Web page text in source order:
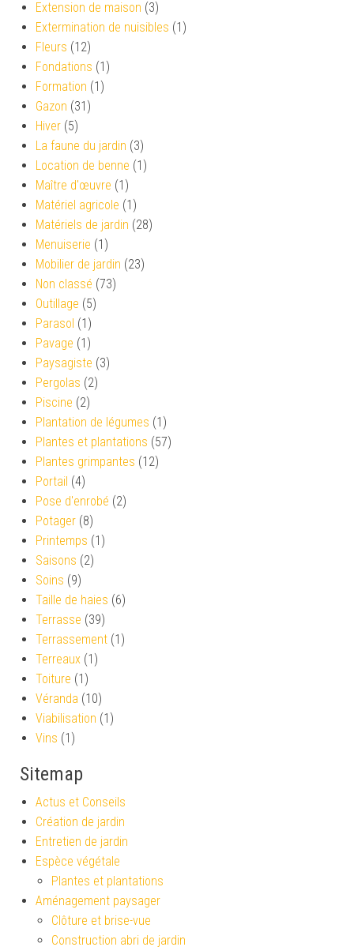
Extension de maison (3)
Extermination de nuisibles (1)
Fleurs (12)
Fondations (1)
Formation (1)
Gazon (31)
Hiver (5)
La faune du jardin (3)
Location de benne (1)
Maître d'œuvre (1)
Matériel agricole (1)
Matériels de jardin (28)
Menuiserie (1)
Mobilier de jardin (23)
Non classé (73)
Outillage (5)
Parasol (1)
Pavage (1)
Paysagiste (3)
Pergolas (2)
Piscine (2)
Plantation de légumes (1)
Plantes et plantations (57)
Plantes grimpantes (12)
Portail (4)
Pose d'enrobé (2)
Potager (8)
Printemps (1)
Saisons (2)
Soins (9)
Taille de haies (6)
Terrasse (39)
Terrassement (1)
Terreaux (1)
Toiture (1)
Véranda (10)
Viabilisation (1)
Vins (1)
Sitemap
Actus et Conseils
Création de jardin
Entretien de jardin
Espèce végétale
Plantes et plantations
Aménagement paysager
Clôture et brise-vue
Construction abri de jardin